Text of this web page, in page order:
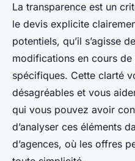
La transparence est un
le devis explicite
potentiels, qu’il s’agisse
modifications en cours de
spécifiques. Cette clarté
désagréables et vous
qui vous pouvez avoir
d’analyser ces éléments
d’agences, où les offres